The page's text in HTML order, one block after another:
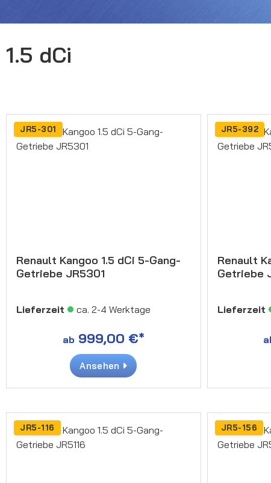
1.5 dCi
JR5-301
Renault Kangoo 1.5 dCi 5-Gang-
Getriebe JR5301
Lieferzeit ca. 2-4 Werktage
ab 999,00 €*
Ansehen
JR5-392
Renault
Getriebe
Lieferzeit
JR5-116 JR5-156